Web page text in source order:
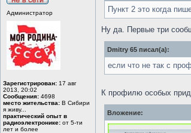
Администратор
Зарегистрирован: 17 авг
2013, 20:02
Сообщения: 4698
место жительства: В Сибири
я живу...
практический опыт в
радиоэлектронике: от 5-ти
лет и более
Пункт 2 это когда
Ну да. Первые три
Dmitry 65 писал(а):
если что не так с
К профилю особых
Вложение: